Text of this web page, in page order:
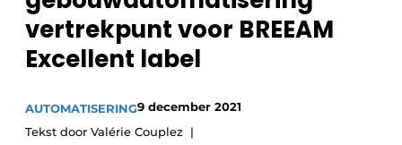
Video’s
Binnenklimaat
Ventilatie
vertrekpunt voor BREEAM
Excellent label
AUTOMATISERING9 december 2021
Tekst door Valérie Couplez